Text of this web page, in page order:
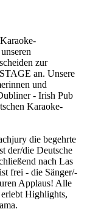
zur
an. Unsere
und
- Irish Pub
Karaoke-
die begehrte
der/die Deutsche
nach Las
frei - die Sänger/-
Applaus! Alle
Highlights,